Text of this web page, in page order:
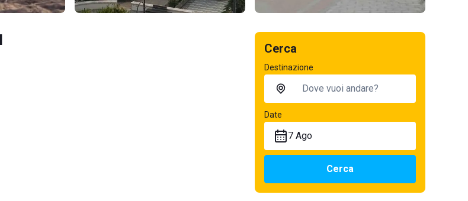
Cerca
Destinazione
Date
7 Ago
Cerca